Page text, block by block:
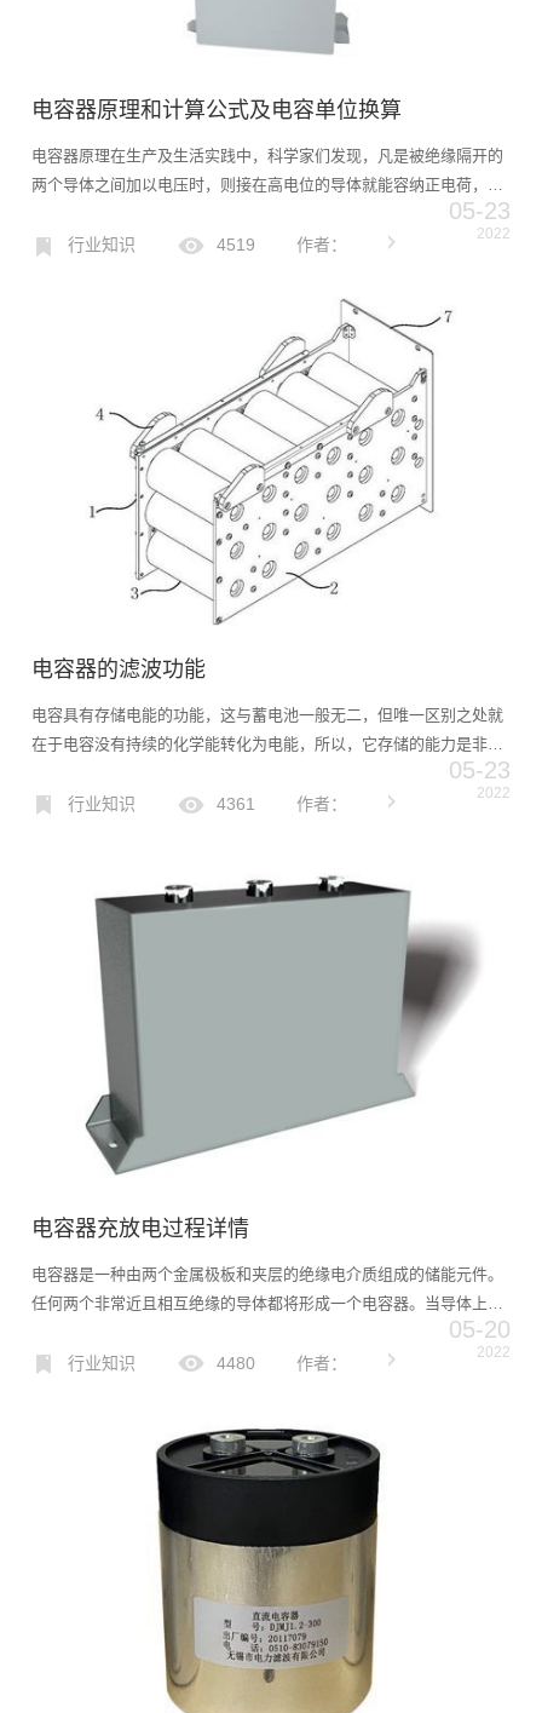
电容器原理和计算公式及电容单位换算
电容器原理在生产及生活实践中，科学家们发现，凡是被绝缘隔开的
两个导体之间加以电压时，则接在高电位的导体就能容纳正电荷，接
在低电位的导体能容纳负电荷。由此可见，上述导体和绝缘所构成的
整体有容纳电荷的能力，这种能力叫做电容。而这个整体就叫做电
行业知识 4519 作者：
05-23
2022
电容器的滤波功能
电容具有存储电能的功能，这与蓄电池一般无二，但唯一区别之处就
在于电容没有持续的化学能转化为电能，所以，它存储的能力是非常
有限的，只能持续短暂瞬间，昨日也提到了电容的能量计算：
E=C（U^2）/2=QU/2=（Q^2）/2C，与存储电荷的平方...
行业知识 4361 作者：
05-23
2022
电容器充放电过程详情
电容器是一种由两个金属极板和夹层的绝缘电介质组成的储能元件。
任何两个非常近且相互绝缘的导体都将形成一个电容器。当导体上添
加电压时，电容器开始存储电荷。电容器充电过程充电过程是电容器
存储电荷的过程。当电容器与直流电源连接时，与电源正极相连的
行业知识 4480 作者：
05-20
2022